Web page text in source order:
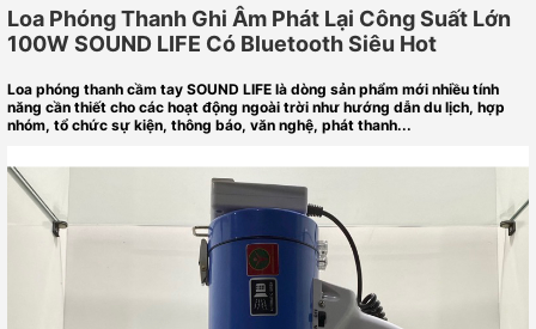
Loa Phóng Thanh Ghi Âm Phát Lại Công Suất Lớn
100W SOUND LIFE Có Bluetooth Siêu Hot
Loa phóng thanh cầm tay SOUND LIFE là dòng sản phẩm mới nhiều tính
năng cần thiết cho các hoạt động ngoài trời như hướng dẫn du lịch, hợp
nhóm, tổ chức sự kiện, thông báo, văn nghệ, phát thanh...